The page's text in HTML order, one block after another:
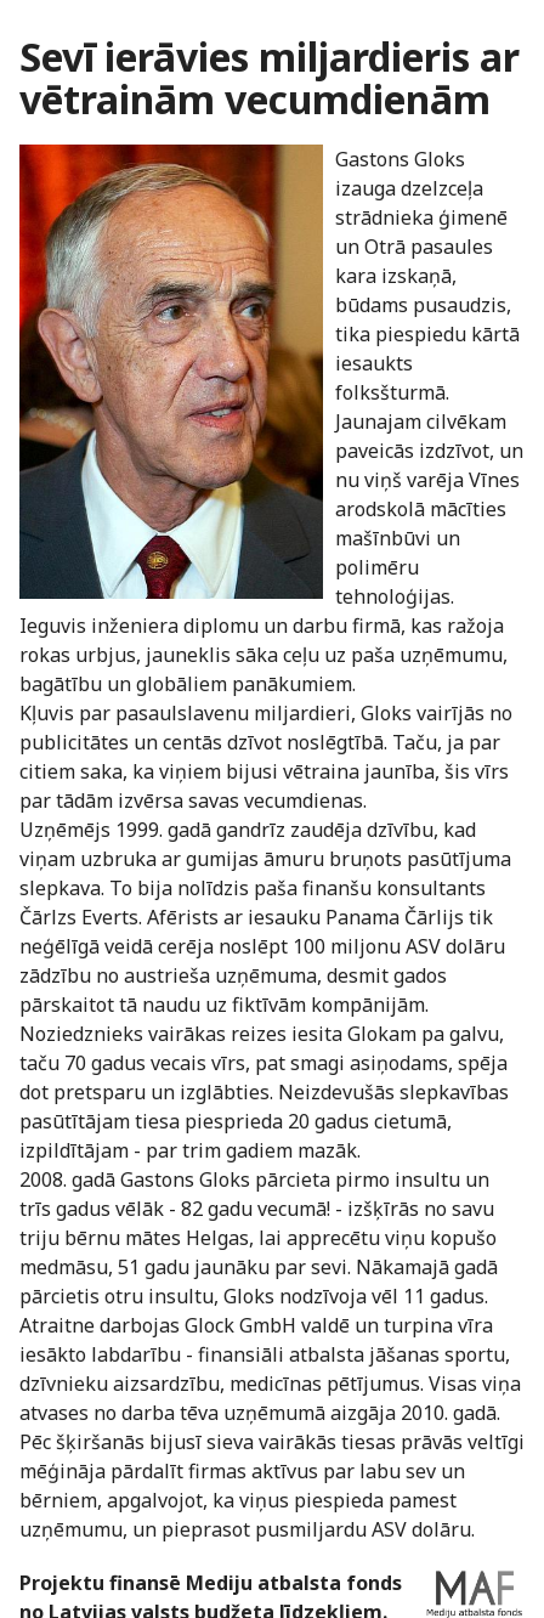
Sevī ierāvies miljardieris ar
vētrainām vecumdienām
Gastons Gloks
izauga dzelzceļa
strādnieka ģimenē
un Otrā pasaules
kara izskaņā,
būdams pusaudzis,
tika piespiedu kārtā
iesaukts
folksšturmā.
Jaunajam cilvēkam
paveicās izdzīvot, un
nu viņš varēja Vīnes
arodskolā mācīties
mašīnbūvi un
polimēru
tehnoloģijas.
Ieguvis inženiera diplomu un darbu firmā, kas ražoja
rokas urbjus, jauneklis sāka ceļu uz paša uzņēmumu,
bagātību un globāliem panākumiem.
Kļuvis par pasaulslavenu miljardieri, Gloks vairījās no
publicitātes un centās dzīvot noslēgtībā. Taču, ja par
citiem saka, ka viņiem bijusi vētraina jaunība, šis vīrs
par tādām izvērsa savas vecumdienas.
Uzņēmējs 1999. gadā gandrīz zaudēja dzīvību, kad
viņam uzbruka ar gumijas āmuru bruņots pasūtījuma
slepkava. To bija nolīdzis paša finanšu konsultants
Čārlzs Everts. Afērists ar iesauku Panama Čārlijs tik
neģēlīgā veidā cerēja noslēpt 100 miljonu ASV dolāru
zādzību no austrieša uzņēmuma, desmit gados
pārskaitot tā naudu uz fiktīvām kompānijām.
Noziedznieks vairākas reizes iesita Glokam pa galvu,
taču 70 gadus vecais vīrs, pat smagi asiņodams, spēja
dot pretsparu un izglābties. Neizdevušās slepkavības
pasūtītājam tiesa piesprieda 20 gadus cietumā,
izpildītājam - par trim gadiem mazāk.
2008. gadā Gastons Gloks pārcieta pirmo insultu un
trīs gadus vēlāk - 82 gadu vecumā! - izšķīrās no savu
triju bērnu mātes Helgas, lai apprecētu viņu kopušo
medmāsu, 51 gadu jaunāku par sevi. Nākamajā gadā
pārcietis otru insultu, Gloks nodzīvoja vēl 11 gadus.
Atraitne darbojas Glock GmbH valdē un turpina vīra
iesākto labdarību - finansiāli atbalsta jāšanas sportu,
dzīvnieku aizsardzību, medicīnas pētījumus. Visas viņa
atvases no darba tēva uzņēmumā aizgāja 2010. gadā.
Pēc šķiršanās bijusī sieva vairākās tiesas prāvās veltīgi
mēģināja pārdalīt firmas aktīvus par labu sev un
bērniem, apgalvojot, ka viņus piespieda pamest
uzņēmumu, un pieprasot pusmiljardu ASV dolāru.
Projektu finansē Mediju atbalsta fonds
no Latvijas valsts budžeta līdzekļiem.